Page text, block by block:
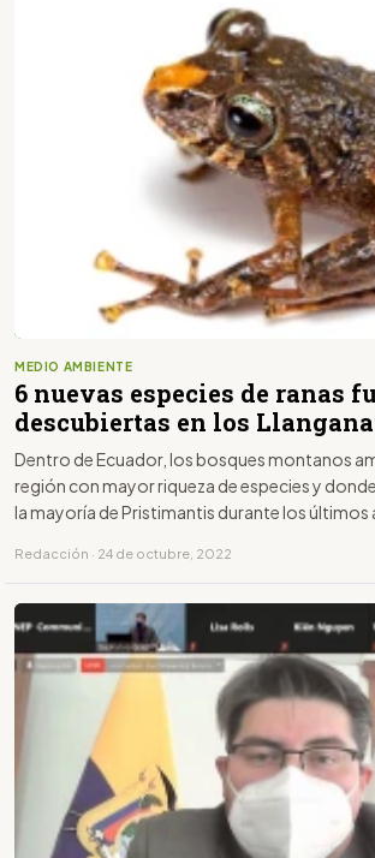
MEDIO AMBIENTE
6 nuevas especies de ranas
descubiertas en los
Dentro de Ecuador, los bosques montanos
región con mayor riqueza de especies y
la mayoría de Pristimantis durante los últimos
Redacción · 24 de octubre, 2022